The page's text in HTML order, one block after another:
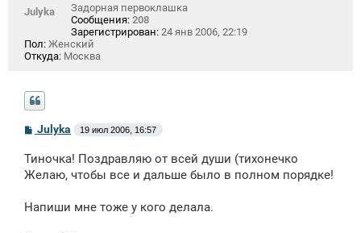
Julyka
Задорная первоклашка
Сообщения: 208
Зарегистрирован: 24 янв 2006, 22:19
Пол: Женский
Откуда: Москва
б
щ
и
Julyka 19 июл 2006, 16:57
Тиночка! Поздравляю от всей души (тихонечко
Желаю, чтобы все и дальше было в полном порядке!
Напиши мне тоже у кого делала.